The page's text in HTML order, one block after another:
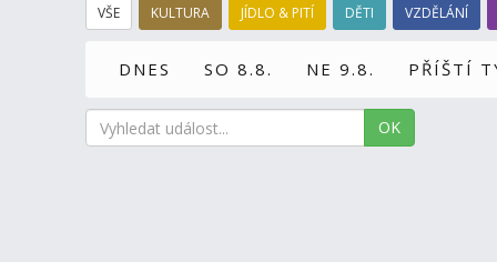
VŠE KULTURA JÍDLO & PITÍ DĚTI VZDĚLÁNÍ
DNES SO 8.8. NE 9.8. PŘÍŠTÍ
OK